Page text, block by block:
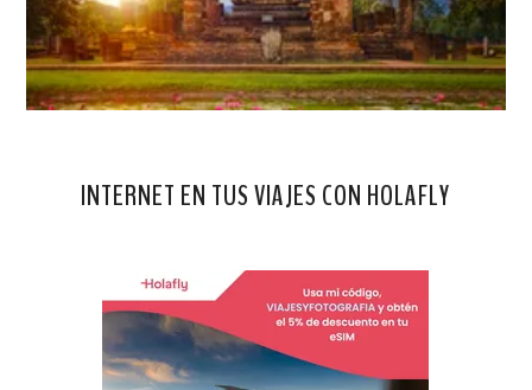
INTERNET EN TUS VIAJES CON HOLAFLY